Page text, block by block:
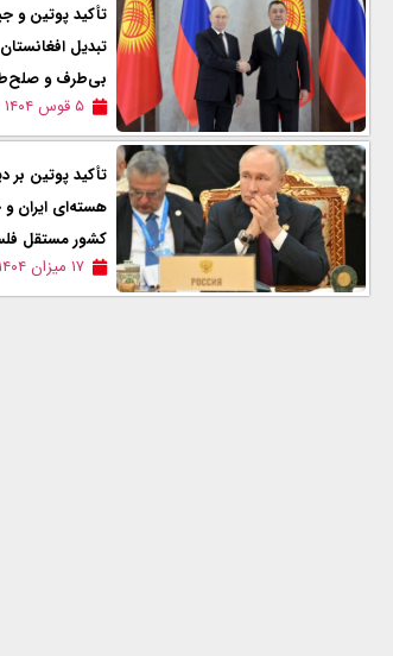
تأکید پوتین و
تبدیل
بی‌طرف و
۵ قوس ۱۴۰۴
تأکید پوتین بر
هسته‌ای ایران
کشور مستقل
۱۷ میزان ۱۴۰۴